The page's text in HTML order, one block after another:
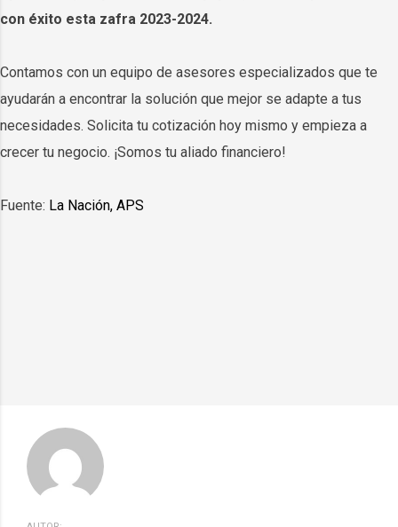
con éxito esta zafra 2023-2024.
Contamos con un equipo de asesores especializados que te
ayudarán a encontrar la solución que mejor se adapte a tus
necesidades. Solicita tu cotización hoy mismo y empieza a
crecer tu negocio. ¡Somos tu aliado financiero!
Fuente: La Nación, APS